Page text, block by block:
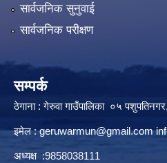
सार्वजनिक सुनुवाई
सार्वजनिक परीक्षण
सम्पर्क
ठेगाना : गेरुवा गाउँपालिका ०५
इमेल :geruwarmun@gmail.com
अध्यक्ष :9858038111